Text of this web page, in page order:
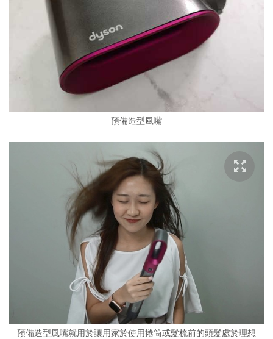
預備造型風嘴
預備造型風嘴就用於讓用家於使用捲筒或髮梳前的頭髮處於理想